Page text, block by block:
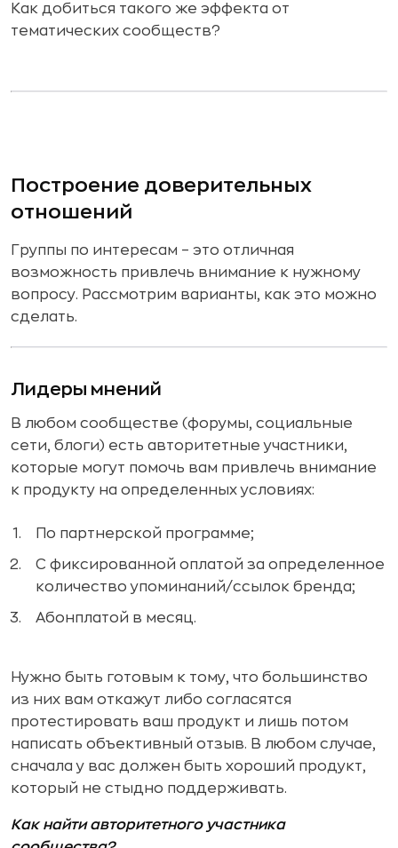
Как добиться такого же эффекта от
тематических сообществ?
Построение доверительных
отношений
Группы по интересам – это отличная
возможность привлечь внимание к нужному
вопросу. Рассмотрим варианты, как это можно
сделать.
Лидеры мнений
В любом сообществе (форумы, социальные
сети, блоги) есть авторитетные участники,
которые могут помочь вам привлечь внимание
к продукту на определенных условиях:
По партнерской программе;
С фиксированной оплатой за определенное
количество упоминаний/ссылок бренда;
Абонплатой в месяц.
Нужно быть готовым к тому, что большинство
из них вам откажут либо согласятся
протестировать ваш продукт и лишь потом
написать объективный отзыв. В любом случае,
сначала у вас должен быть хороший продукт,
который не стыдно поддерживать.
Как найти авторитетного участника